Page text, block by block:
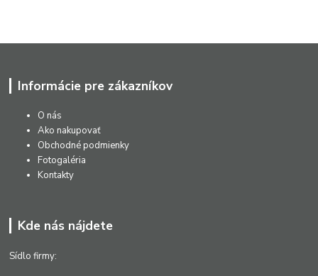
Informácie pre zákazníkov
O nás
Ako nakupovať
Obchodné podmienky
Fotogaléria
Kontakty
Kde nás nájdete
Sídlo firmy: